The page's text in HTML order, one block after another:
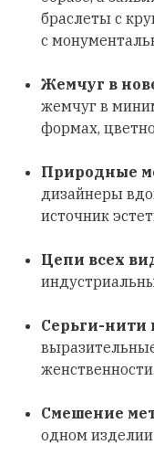
браслеты с
с
Жемчуг в
жемчуг в
формах,
Природные
дизайнеры
источник
Цепи всех
Серьги-нити
женственности.
Смешение
одном